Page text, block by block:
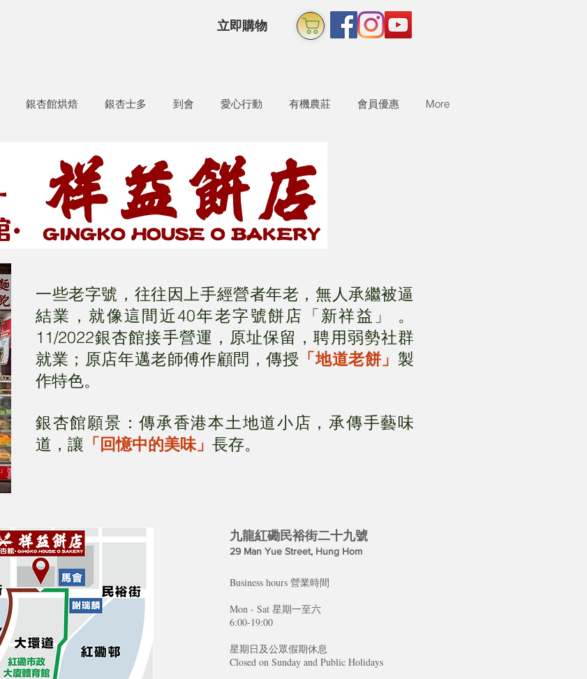
立即購物
銀杏館烘焙 銀杏士多 到會 愛心行動 有機農莊 會員優惠 More
一些老字號，往往因上手經營者年老，無人承繼被逼
結業，就像這間近40年老字號餅店「新祥益」 。
11/2022銀杏館接手營運，原址保留，聘用弱勢社群
就業；原店年邁老師傅作顧問，傳授 「地道老餅」 製
作特色。
銀杏館願景：傳承香港本土地道小店，承傳手藝味
道，讓 「回憶中的美味」 長存。
九龍紅磡民裕街二十九號​​
29 Man Yue Street, Hung Hom
Business hours 營業時間
Mon - Sat 星期一至六
6:00-19:00
星期日及公眾假期休息
Closed on Sunday and Public Holidays